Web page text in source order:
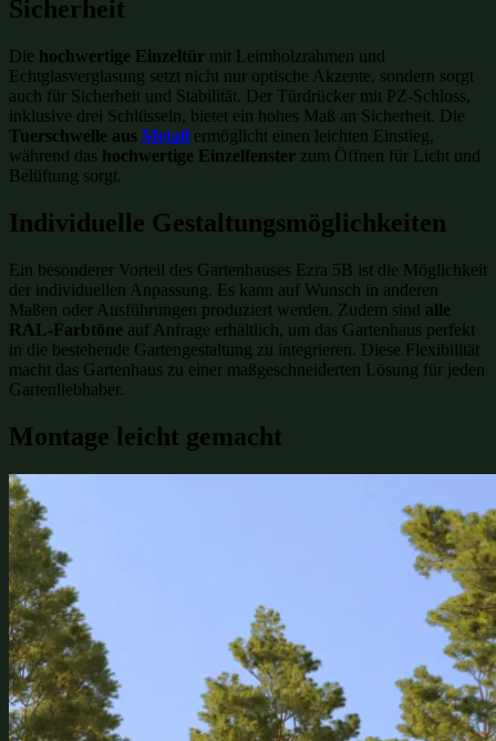
Sicherheit
Die hochwertige Einzeltür mit Leimholzrahmen und
Echtglasverglasung setzt nicht nur optische Akzente, sondern sorgt
auch für Sicherheit und Stabilität. Der Türdrücker mit PZ-Schloss,
inklusive drei Schlüsseln, bietet ein hohes Maß an Sicherheit. Die
Tuerschwelle aus Metall ermöglicht einen leichten Einstieg,
während das hochwertige Einzelfenster zum Öffnen für Licht und
Belüftung sorgt.
Individuelle Gestaltungsmöglichkeiten
Ein besonderer Vorteil des Gartenhauses Ezra 5B ist die Möglichkeit
der individuellen Anpassung. Es kann auf Wunsch in anderen
Maßen oder Ausführungen produziert werden. Zudem sind alle
RAL-Farbtöne auf Anfrage erhältlich, um das Gartenhaus perfekt
in die bestehende Gartengestaltung zu integrieren. Diese Flexibilität
macht das Gartenhaus zu einer maßgeschneiderten Lösung für jeden
Gartenliebhaber.
Montage leicht gemacht